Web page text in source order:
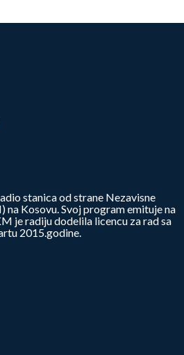
stanica od strane Nezavisne
Kosovu. Svoj program emituje na
je radiju dodelila licencu za rad sa
2015.godine.